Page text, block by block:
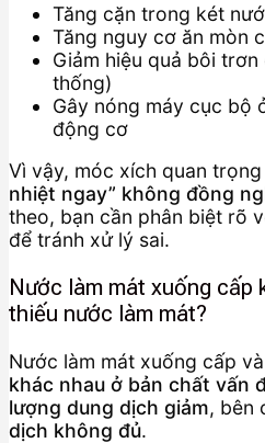
Tăng cặn trong két
Tăng nguy cơ ăn mòn
Giảm hiệu quả bôi
thống)
Gây nóng máy cục bộ
động cơ
Vì vậy, móc xích quan
nhiệt ngay” không đồng
theo, bạn cần phân biệt rõ
để tránh xử lý sai.
Nước làm mát xuống cấp
thiếu nước làm mát?
Nước làm mát xuống cấp
khác nhau ở bản chất vấn
lượng dung dịch giảm, bên
dịch không đủ.